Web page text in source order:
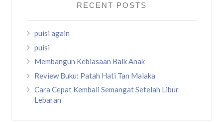
RECENT POSTS
puisi again
puisi
Membangun Kebiasaan Baik Anak
Review Buku: Patah Hati Tan Malaka
Cara Cepat Kembali Semangat Setelah Libur
Lebaran